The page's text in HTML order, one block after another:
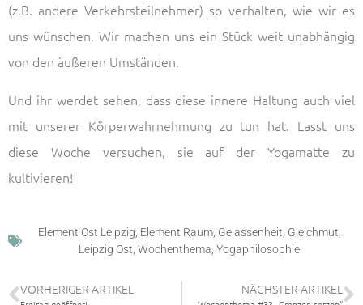
(z.B. andere Verkehrsteilnehmer) so verhalten, wie wir es
uns wünschen. Wir machen uns ein Stück weit unabhängig
von den äußeren Umständen.
Und ihr werdet sehen, dass diese innere Haltung auch viel
mit unserer Körperwahrnehmung zu tun hat. Lasst uns
diese Woche versuchen, sie auf der Yogamatte zu
kultivieren!
Element Ost Leipzig Element Raum, Gelassenheit Gleichmut
Leipzig Ost Wochenthema Yogaphilosophie
VORHERIGER ARTIKEL NÄCHSTER ARTIKEL